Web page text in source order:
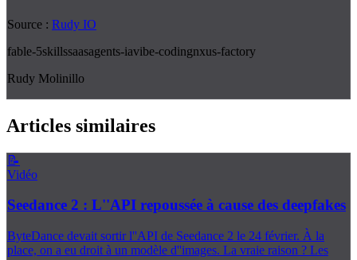
Source : Rudy IO
fable-5skillssaasagents-iavibe-codingnxus-factory
Rudy Molinillo
Articles similaires
📝
Vidéo
Seedance 2 : L''API repoussée à cause des deepfakes
ByteDance devait sortir l''API de Seedance 2 le 24 février. À la
place, on a eu droit à un modèle d''images. La vraie raison ? Les